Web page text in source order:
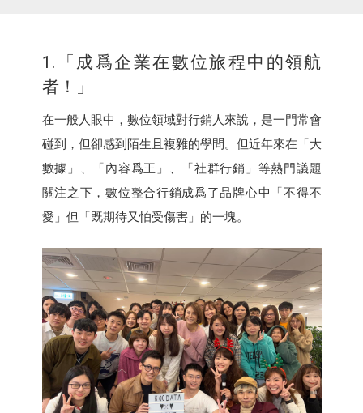
1.「成爲企業在數位旅程中的領航
者！」
在一般人眼中，數位領域對行銷人來說，是一門常會
碰到，但卻感到陌生且複雜的學問。但近年來在「大
數據」、「內容爲王」、「社群行銷」等熱門議題
關注之下，數位整合行銷成爲了品牌心中「不得不
愛」但「既期待又怕受傷害」的一塊。